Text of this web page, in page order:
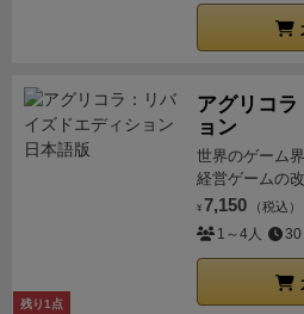
悩ましいポイントがいく
爽やかで良い意味で軽く
「プレイヤー相互の攻撃
り届けられないという事
います（仮に適切な目的
も，最悪3枚の手札を捨
設定できます）し，改良
良い事しか起こらないの
良く調整されているよう
がオーナーをしていたユ
品ですね。最高です。
残り1点
アグリコ
ョン
世界のゲーム
経営ゲームの
¥ 7,150 （税込）
1～4人 30